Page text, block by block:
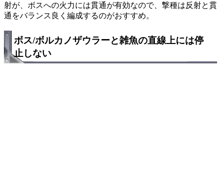
射が、ボスへの火力には貫通が有効なので、撃種は反射と貫
通をバランス良く編成するのがおすすめ。
ボス/ボルカノザウラーと雑魚の直線上には停
止しない